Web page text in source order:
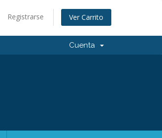
Registrarse Ver Carrito
Cuenta